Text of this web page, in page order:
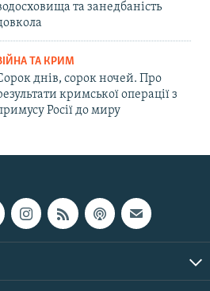
та занедбаність
ТА КРИМ
днів, сорок ночей. Про
кримської операції з
Росії до миру